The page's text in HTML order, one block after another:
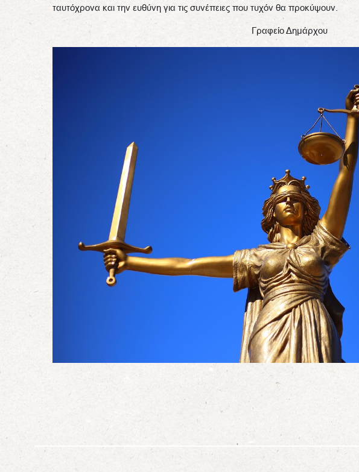
ταυτόχρονα και την ευθύνη για τις συνέπειες που τυχόν θα προκύψουν.
Γραφείο Δημάρχου